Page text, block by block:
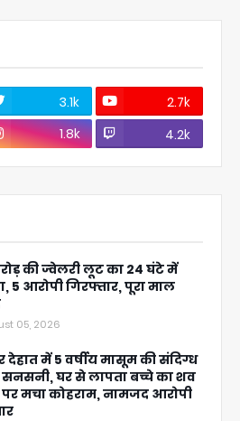
3.1k
2.7k
1.8k 4.2k
की ज्वेलरी लूट का 24 घंटे में
5 आरोपी गिरफ्तार, पूरा माल
05, 2026
देहात में 5 वर्षीय मासूम की संदिग्ध
घर से लापता बच्चे का शव
मचा कोहराम, नामजद आरोपी